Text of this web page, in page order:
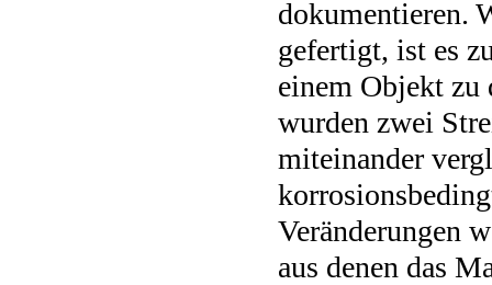
dokumentieren.
gefertigt, ist es
einem Objekt zu
wurden zwei
miteinander
Veränderungen
aus denen das